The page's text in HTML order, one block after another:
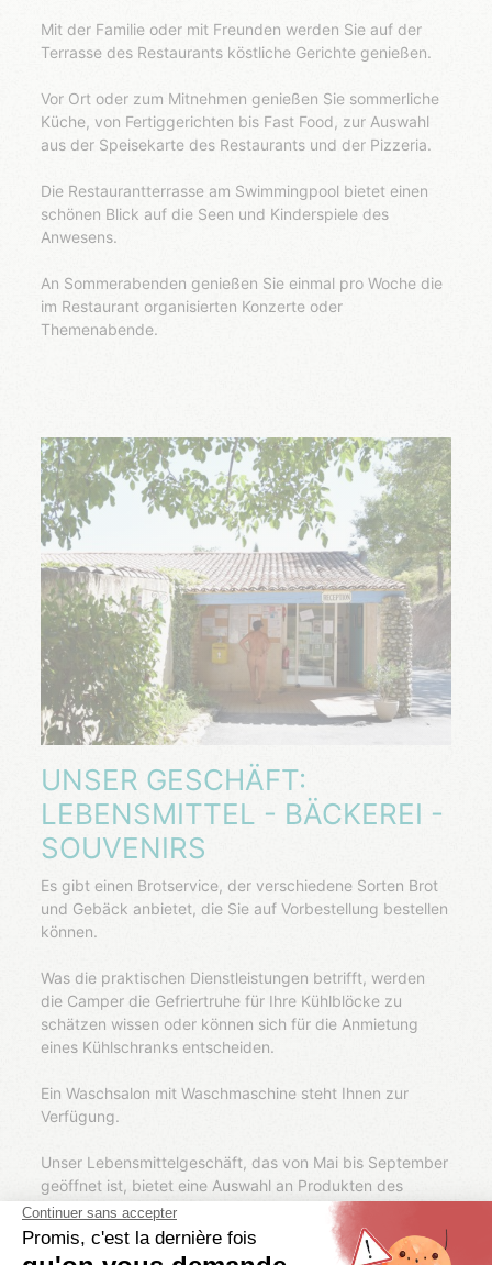
Mit der Familie oder mit Freunden werden Sie auf der
Terrasse des Restaurants köstliche Gerichte genießen.
Vor Ort oder zum Mitnehmen genießen Sie sommerliche
Küche, von Fertiggerichten bis Fast Food, zur Auswahl
aus der Speisekarte des Restaurants und der Pizzeria.
Die Restaurantterrasse am Swimmingpool bietet einen
schönen Blick auf die Seen und Kinderspiele des
Anwesens.
An Sommerabenden genießen Sie einmal pro Woche die
im Restaurant organisierten Konzerte oder
Themenabende.
UNSER GESCHÄFT:
LEBENSMITTEL - BÄCKEREI -
SOUVENIRS
Es gibt einen Brotservice, der verschiedene Sorten Brot
und Gebäck anbietet, die Sie auf Vorbestellung bestellen
können.
Was die praktischen Dienstleistungen betrifft, werden
die Camper die Gefriertruhe für Ihre Kühlblöcke zu
schätzen wissen oder können sich für die Anmietung
eines Kühlschranks entscheiden.
Ein Waschsalon mit Waschmaschine steht Ihnen zur
Verfügung.
Unser Lebensmittelgeschäft, das von Mai bis September
geöffnet ist, bietet eine Auswahl an Produkten des
täglichen Bedarfs, um Ihre Grundbedürfnisse während
Ihres Aufenthalts zu befriedigen.